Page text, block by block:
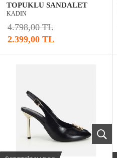
TOPUKLU SANDALET
KADIN
4.798,00 TL
2.399,00 TL